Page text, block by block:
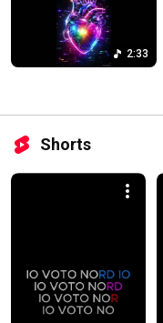
2:33
Shorts